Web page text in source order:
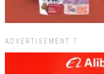
ADVERTISEMENT 7